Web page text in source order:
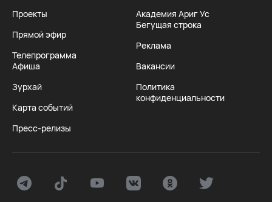
Проекты
Прямой эфир
Телепрограмма
Афиша
Зурхай
Карта событий
Пресс-релизы
Академия Ариг Ус
Бегущая строка
Реклама
Вакансии
Политика
конфиденциальности